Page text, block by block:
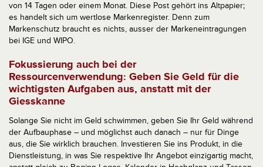
von 14 Tagen oder einem Monat. Diese Post gehört ins Altpapier;
es handelt sich um wertlose Markenregister. Denn zum
Markenschutz braucht es nichts, ausser der Markeneintragungen
bei IGE und WIPO.
Fokussierung auch bei der
Ressourcenverwendung: Geben Sie Geld für die
wichtigsten Aufgaben aus, anstatt mit der
Giesskanne
Solange Sie nicht im Geld schwimmen, geben Sie Ihr Geld während
der Aufbauphase – und möglichst auch danach – nur für Dinge
aus, die Sie wirklich brauchen. Investieren Sie ins Produkt, in die
Dienstleistung, in was Sie respektive Ihr Angebot einzigartig macht,